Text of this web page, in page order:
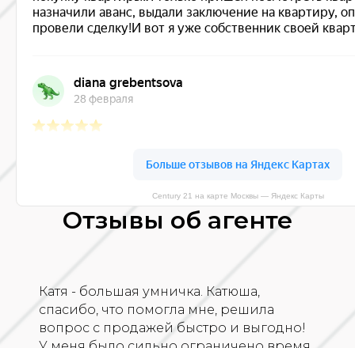
Century 21 на карте Москвы — Яндекс Карты
Отзывы об агенте
Катя - большая умничка. Катюша,
спасибо, что помогла мне, решила
вопрос с продажей быстро и выгодно!